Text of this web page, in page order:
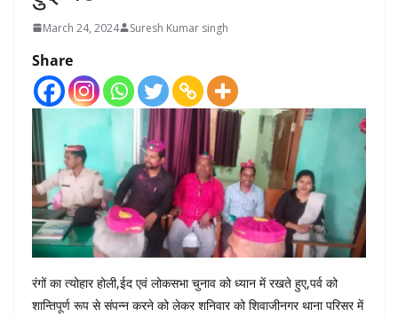
March 24, 2024 Suresh Kumar singh
Share
रंगों का त्योहार होली,ईद एवं लोकसभा चुनाव को ध्यान में रखते हुए,पर्व को
शान्तिपूर्ण रूप से संपन्न करने को लेकर शनिवार को शिवाजीनगर थाना परिसर में